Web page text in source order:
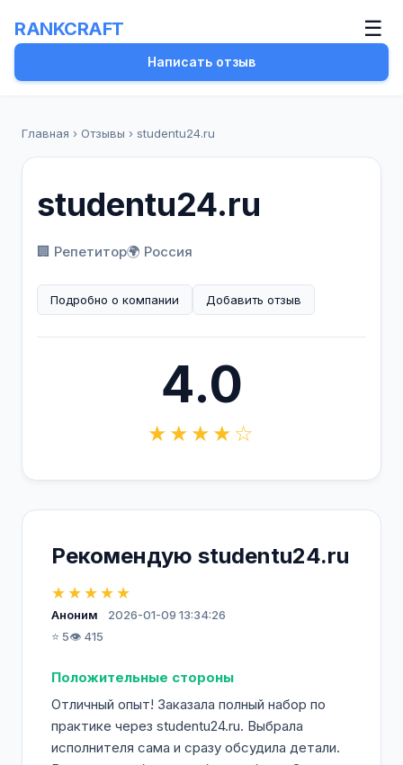
RANKCRAFT ☰
Написать отзыв
Главная › Отзывы › studentu24.ru
studentu24.ru
🏢 Репетитор🌍 Россия
Подробно о компании Добавить отзыв
4.0
★★★★☆
Рекомендую studentu24.ru
★★★★★
Аноним
2026-01-09 13:34:26
⭐ 5👁️ 415
Положительные стороны
Отличный опыт! Заказала полный набор по
практике через studentu24.ru. Выбрала
исполнителя сама и сразу обсудила детали.